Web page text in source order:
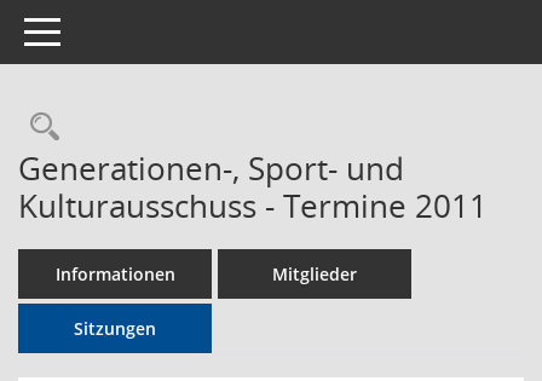
Toggle navigation
Rechercheauswahl
Generationen-, Sport- und
Kulturausschuss - Termine 2011
Informationen Mitglieder
Sitzungen